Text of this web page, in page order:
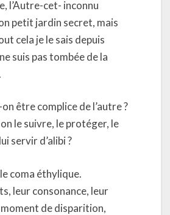
l’Autre-cet- inconnu
petit jardin secret, mais
cela je le sais depuis
suis pas tombée de la
être complice de l’autre ?
le suivre, le protéger, le
servir d’alibi ?
coma éthylique.
leur consonance, leur
moment de disparition,